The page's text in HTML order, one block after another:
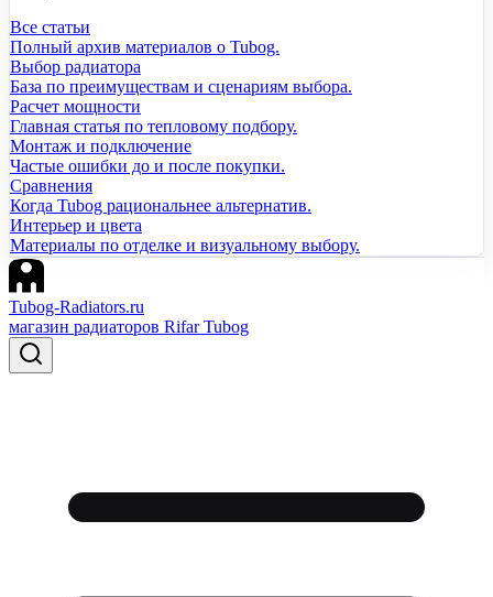
Все статьи
Полный архив материалов о Tubog.
Выбор радиатора
База по преимуществам и сценариям выбора.
Расчет мощности
Главная статья по тепловому подбору.
Монтаж и подключение
Частые ошибки до и после покупки.
Сравнения
Когда Tubog рациональнее альтернатив.
Интерьер и цвета
Материалы по отделке и визуальному выбору.
Tubog-Radiators.ru
магазин радиаторов Rifar Tubog